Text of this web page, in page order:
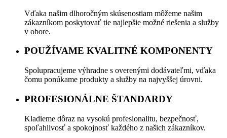
Vďaka našim dlhoročným skúsenostiam môžeme našim
zákazníkom poskytovať tie najlepšie možné riešenia a služby
v obore.
POUŽÍVAME KVALITNÉ KOMPONENTY
Spolupracujeme výhradne s overenými dodávateľmi, vďaka
čomu ponúkame produkty a služby na najvyššej úrovni.
PROFESIONÁLNE ŠTANDARDY
Kladieme dôraz na vysokú profesionalitu, bezpečnosť,
spoľahlivosť a spokojnosť každého z našich zákazníkov.